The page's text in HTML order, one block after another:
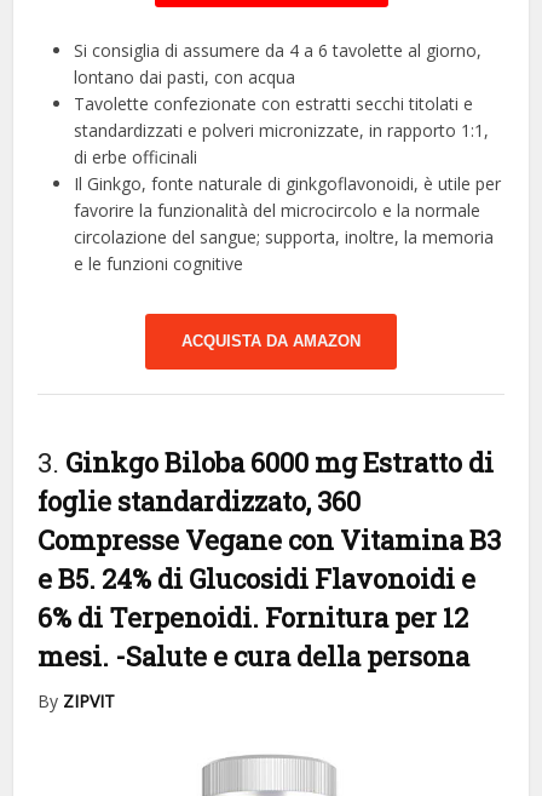
Si consiglia di assumere da 4 a 6 tavolette al giorno,
lontano dai pasti, con acqua
Tavolette confezionate con estratti secchi titolati e
standardizzati e polveri micronizzate, in rapporto 1:1,
di erbe officinali
Il Ginkgo, fonte naturale di ginkgoflavonoidi, è utile per
favorire la funzionalità del microcircolo e la normale
circolazione del sangue; supporta, inoltre, la memoria
e le funzioni cognitive
ACQUISTA DA AMAZON
3. Ginkgo Biloba 6000 mg Estratto di
foglie standardizzato, 360
Compresse Vegane con Vitamina B3
e B5. 24% di Glucosidi Flavonoidi e
6% di Terpenoidi. Fornitura per 12
mesi. -Salute e cura della persona
By ZIPVIT